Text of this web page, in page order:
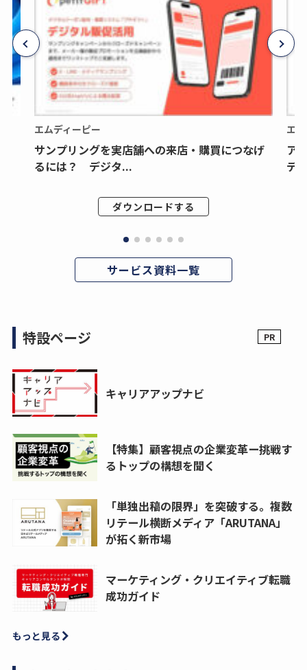
エムディーピー
サンプリングを実店舗への来店・購買につなげ
るには？ デジタ...
ダウンロードする
エ
ア
デ
サービス資料一覧
特設ページ
キャリアアップナビ
【特集】顧客視点の企業変革ー挑戦す
るトップの構想を聞く
「単独出稿の限界」を突破する。複数
リテール横断メディア「ARUTANA」
が拓く新市場
マーケティング・クリエイティブ転職
成功ガイド
もっと見る